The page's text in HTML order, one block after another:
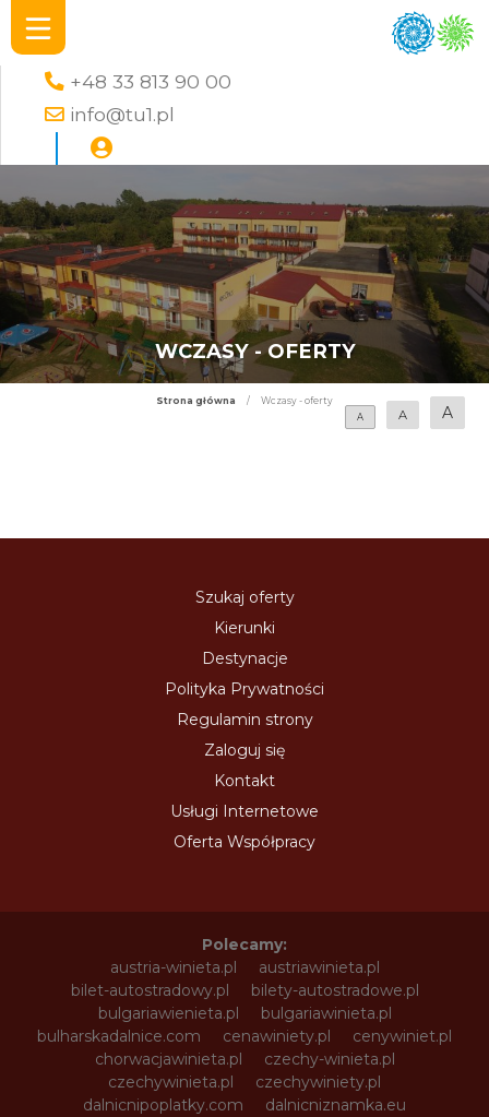
+48 33 813 90 00
info@tu1.pl
WCZASY - OFERTY
Strona główna /
Wczasy - oferty
A
A A
Szukaj oferty
Kierunki
Destynacje
Polityka Prywatności
Regulamin strony
Zaloguj się
Kontakt
Usługi Internetowe
Oferta Współpracy
Polecamy:
austria-winieta.pl
austriawinieta.pl
bilet-autostradowy.pl
bilety-autostradowe.pl
bulgariawienieta.pl
bulgariawinieta.pl
bulharskadalnice.com
cenawiniety.pl
cenywiniet.pl
chorwacjawinieta.pl
czechy-winieta.pl
czechywinieta.pl
czechywiniety.pl
dalnicnipoplatky.com
dalnicniznamka.eu